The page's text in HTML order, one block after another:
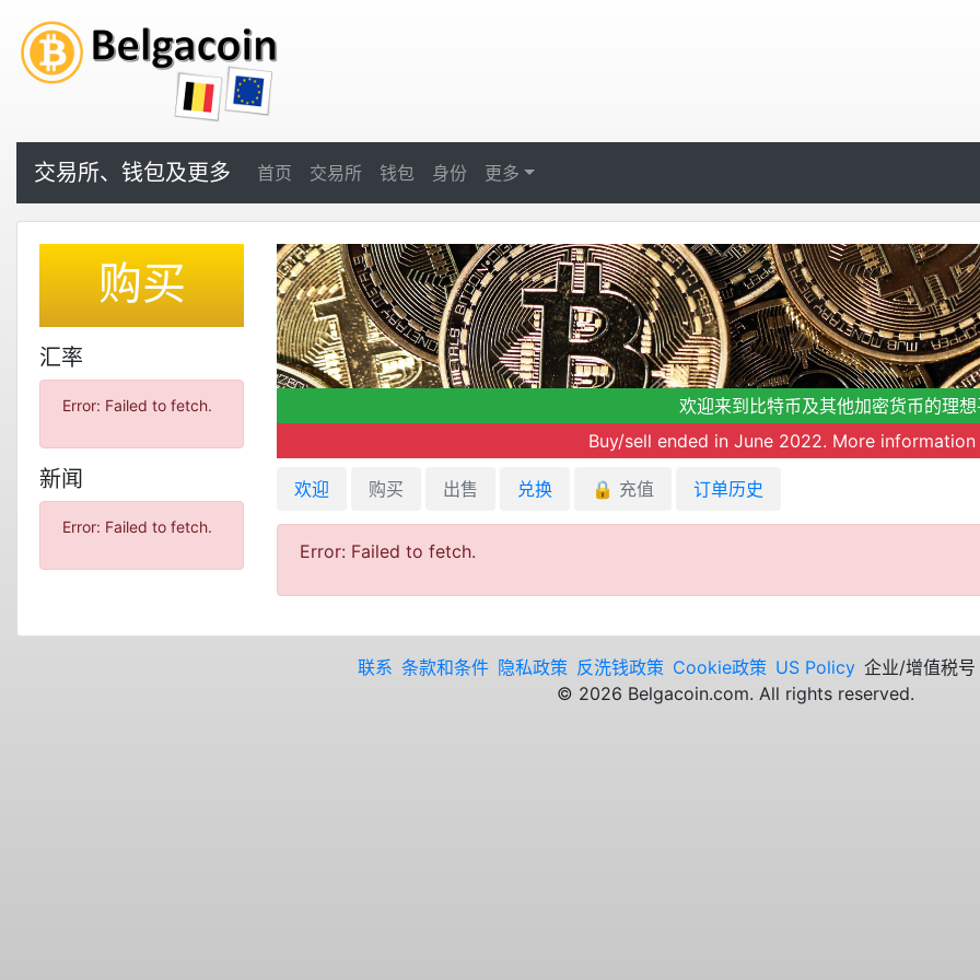
交易所、钱包及更多 首页 交易所 钱包 身份 更多
购买
汇率
Error: Failed to fetch.
新闻
Error: Failed to fetch.
欢迎来到比特币及其他加密货币的理想
Buy/sell ended in June 2022. More
欢迎 购买 出售 兑换 🔒 充值 订单历史
Error: Failed to fetch.
联系 条款和条件 隐私政策 反洗钱政策 Cookie政策 US Policy 企业/增值税
© 2026 Belgacoin.com. All rights reserved.